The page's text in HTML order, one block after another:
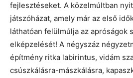
fejlesztéseket. A közelmúltban
játszóházat, amely már az első
láthatóan felülmúlja az apróságok
elképzelését! A négyszáz
építmény ritka labirintus, vidám
csúszkálásra-mászkálásra,